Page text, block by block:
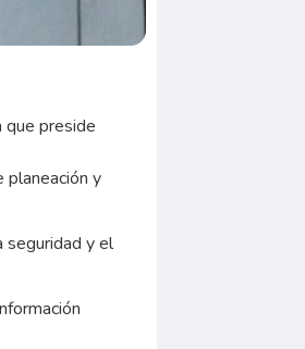
que preside
planeación y
seguridad y el